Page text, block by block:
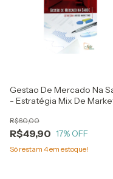
Gestao De Mercado Na
- Estratégia Mix De
E André Carneiro
R$49,90
R$60,00
17% OFF
Só restam 4em estoque!